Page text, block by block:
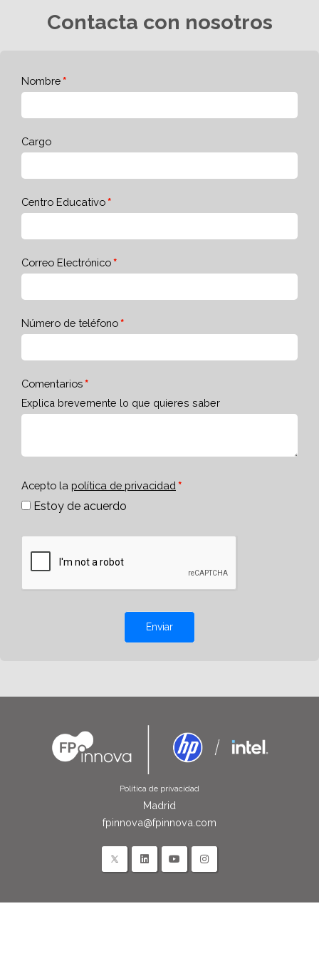
Contacta con nosotros
Nombre
Cargo
Centro Educativo
Correo Electrónico
Número de teléfono
Comentarios
Explica brevemente lo que quieres saber
Acepto la política de privacidad
Estoy de acuerdo
Enviar
Política de privacidad
Madrid
fpinnova@fpinnova.com